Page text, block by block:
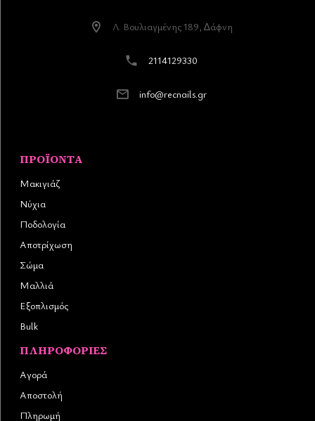
Λ. Βουλιαγµένης 189, ∆άφνη
2114129330
info@recnails.gr
ΠΡΟΪΌΝΤΑ
Μακιγιάζ
Νύχια
Ποδολογία
Αποτρίχωση
Σώμα
Μαλλιά
Εξοπλισμός
Bulk
ΠΛΗΡΟΦΟΡΊΕΣ
Αγορά
Αποστολή
Πληρωμή